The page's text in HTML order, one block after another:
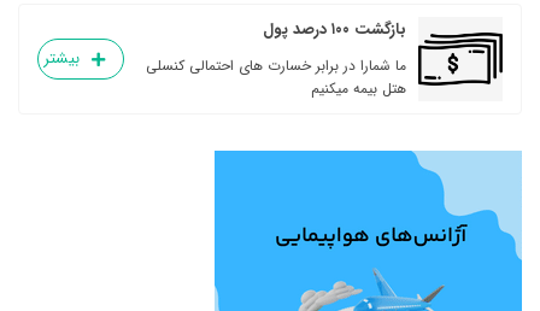
بازگشت ۱۰۰ درصد پول
ما شمارا در برابر خسارت های احتمالی کنسلی
هتل بیمه میکنیم
بیشتر